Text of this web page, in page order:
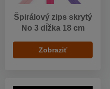
Špirálový zips skrytý
No 3 dĺžka 18 cm
Zobraziť